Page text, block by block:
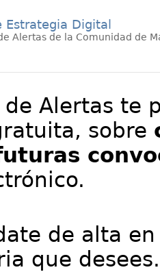
Estrategia Digital
Alertas de la Comunidad de
de Alertas te
sobre
de alta
que desees.